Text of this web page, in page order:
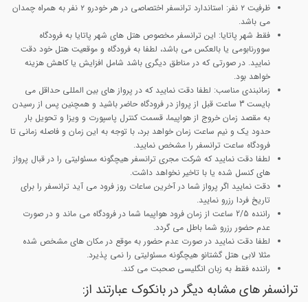
ظرفیت ۲ نفر
: استاندارد ترانسفر اختصاصی در هر خودرو ۲ نفر به همراه چمدان
می باشد.
فقط شهر پاتایا: این ترانسفر مخصوص هتل های شهر پاتایا به فرودگاه
سوورنابومی یا بالعکس می باشد، لطفا به فرودگاه و موقعیت هتل خود دقت
نمایید. در صورتی که در مناطق دیگری باشد شامل افزایش یا کاهش هزینه
خواهد بود.
زمانبندی مناسب: لطفا دقت نمایید که در پرواز های بین المللی حداقل می
بایست 3 ساعت قبل از پرواز در فرودگاه حاضر باشید و همچنین پس از رسیدن
به مقصد زمان خروج از هواپیما، قسمت کنترل پاسپورت و ویزا و تحویل بار
حدود یک و نیم ساعت زمان خواهد برد، با توجه به این زمان و فاصله زمانی تا
فرودگاه ساعت ترانسفر را مشخص نمایید.
لطفا دقت نمایید که شرکت مجری ترانسفر هیچگونه مسئولیتی را در قبال پرواز
های کنسل شده یا با تاخیر نخواهد داشت.
دقت نمایید اگر پرواز شما در آخرین ساعات روز فرود می آید ترانسفر را برای
تاریخ فردا رزرو نمایید.
راننده 2/5 ساعت از زمان فرود هواپیما شما در فرودگاه می ماند و در صورت
عدم حضور رزرو شما باطل می گردد.
لطفا دقت نمایید در صورت عدم حضور به موقع در مکان های مشخص شده
مثلا لابی هتل گشتانو هیچگونه مسئولیتی را نمی پذیرد.
راننده فقط به زبان انگلیسی صحبت می کند.
ترانسفر های مشابه دیگر در بانکوک عبارتند از: